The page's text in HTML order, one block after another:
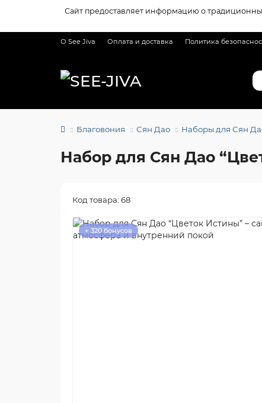
Сайт предоставляет информацию о
О See Jiva Оплата и доставка Политика
Благовония Сян Дао Наборы для Сян
Набор для Сян Дао
Код товара: 68
+ 320 бонусов